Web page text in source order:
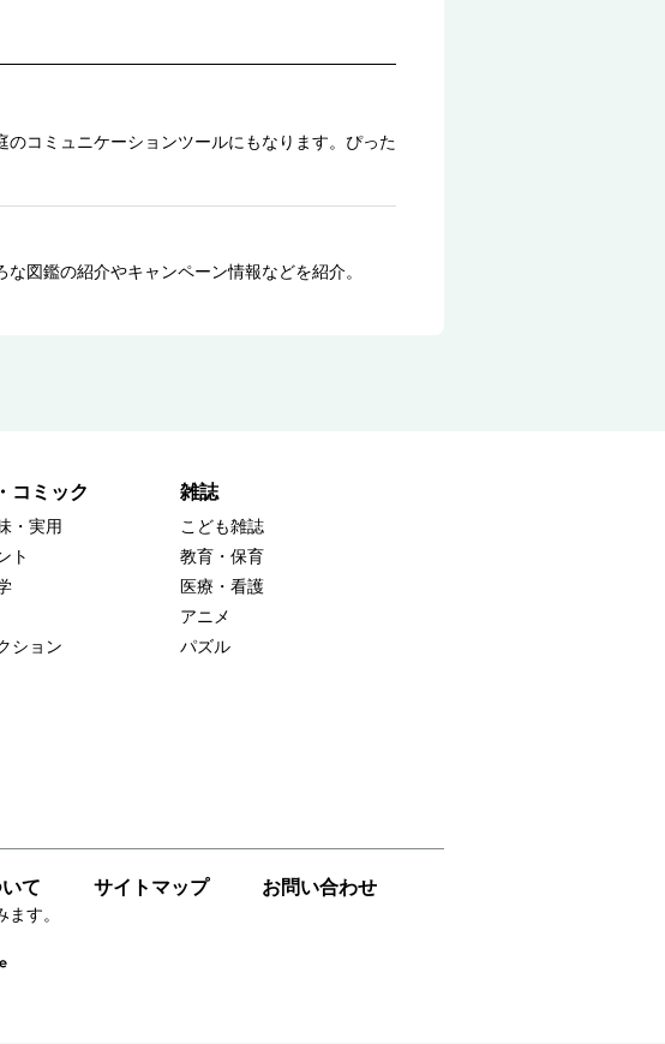
コミュニケーションツールにもなります。ぴった
図鑑の紹介やキャンペーン情報などを紹介。
コミック
・実用
ト
ション
雑誌
こども雑誌
教育・保育
医療・看護
アニメ
パズル
て サイトマップ お問い合わせ
す。